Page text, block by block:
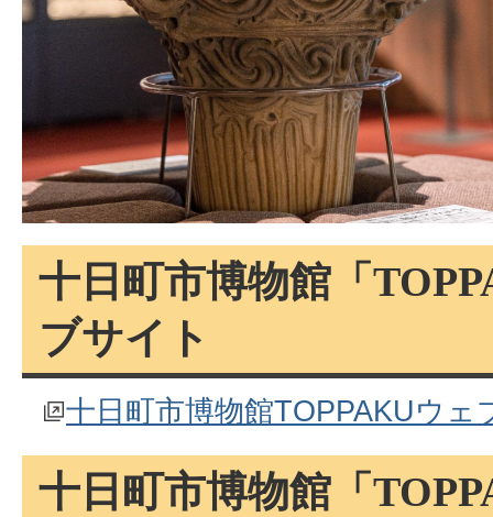
十日町市博物館「
ブサイト
十日町市博物館TOPPAKUウェ
十日町市博物館「